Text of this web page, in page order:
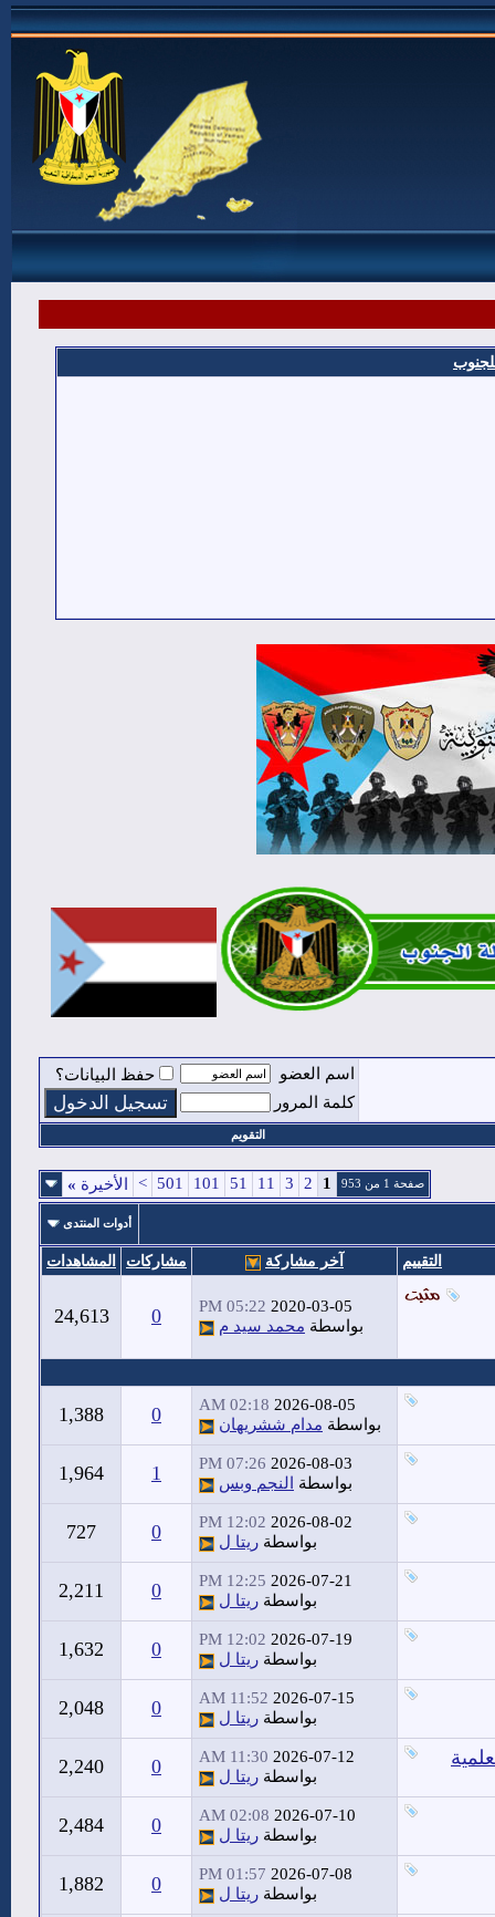
اسم العضو
حفظ البيانات؟
كلمة المرور
التقويم
صفحة 1 من 953 1
2
3
11
51
101
501
> الأخيرة »
أدوات المنتدى
التقييم آخر مشاركة مشاركات المشاهدات
2020-03-05
05:22 PM
بواسطة محمد سيد م 0
24,613
2026-08-05
02:18 AM
بواسطة مدام ششريهان 0
1,388
2026-08-03
07:26 PM
بواسطة
النجم وبس 1
1,964
2026-08-02
12:02 PM
بواسطة ريتا ل 0
727
2026-07-21
12:25 PM
بواسطة ريتا ل 0
2,211
2026-07-19
12:02 PM
بواسطة ريتا ل 0
1,632
2026-07-15
11:52 AM
بواسطة ريتا ل 0
2,048
2026-07-12
11:30 AM
بواسطة ريتا ل 0
2,240
2026-07-10
02:08 AM
بواسطة ريتا ل 0
2,484
2026-07-08
01:57 PM
بواسطة ريتا ل 0
1,882